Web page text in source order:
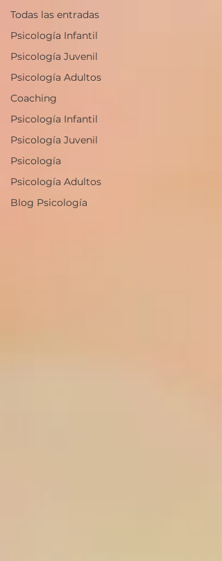
Todas las entradas
Psicología Infantil
Psicología Juvenil
Psicología Adultos
Coaching
Psicología Infantil
Psicología Juvenil
Psicología
Psicología Adultos
Blog Psicología